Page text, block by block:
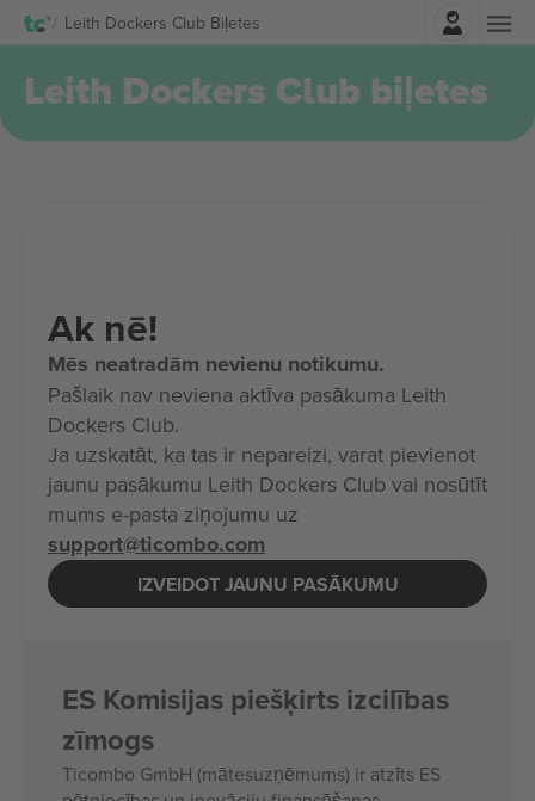
Leith Dockers Club Biļetes
Leith Dockers Club biļetes
Ak nē!
Mēs neatradām nevienu notikumu.
Pašlaik nav neviena aktīva pasākuma Leith
Dockers Club.
Ja uzskatāt, ka tas ir nepareizi, varat pievienot
jaunu pasākumu Leith Dockers Club vai nosūtīt
mums e-pasta ziņojumu uz
support@ticombo.com
IZVEIDOT JAUNU PASĀKUMU
ES Komisijas piešķirts izcilības
zīmogs
Ticombo GmbH (mātesuzņēmums) ir atzīts ES